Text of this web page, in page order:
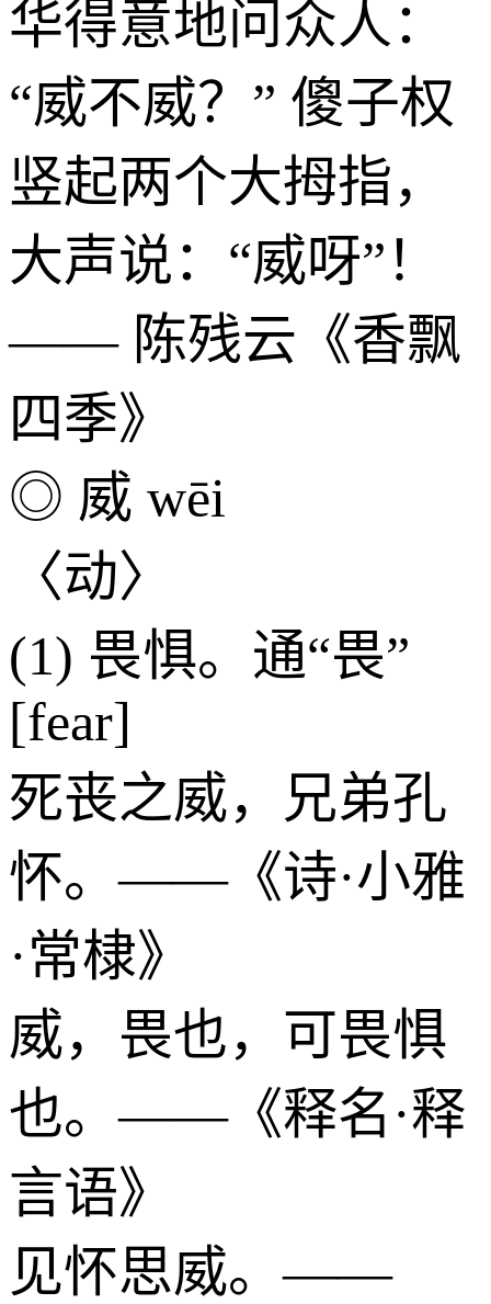
华得意地问众人：
“威不威？” 傻子权
竖起两个大拇指，
大声说：“威呀”！
—— 陈残云《香飘
四季》
◎ 威 wēi
〈动〉
(1) 畏惧。通“畏”
[fear]
死丧之威，兄弟孔
怀。——《诗·小雅
·常棣》
威，畏也，可畏惧
也。——《释名·释
言语》
见怀思威。——